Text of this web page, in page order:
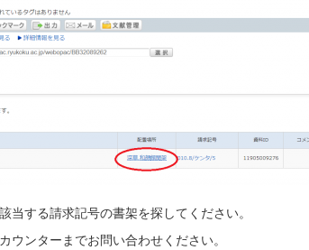
当する請求記号の書架を探してください。
ウンターまでお問い合わせください。